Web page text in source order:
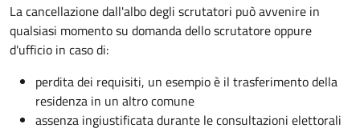
La cancellazione dall'albo degli scrutatori può avvenire in
qualsiasi momento su domanda dello scrutatore oppure
d'ufficio in caso di:
perdita dei requisiti, un esempio è il trasferimento della
residenza in un altro comune
assenza ingiustificata durante le consultazioni elettorali